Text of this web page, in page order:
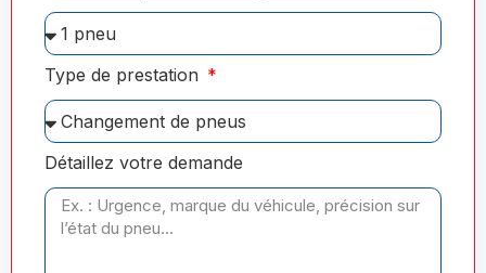
Type de prestation
Détaillez votre demande